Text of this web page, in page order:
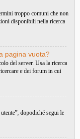
troppo comuni che non
disponibili nella ricerca
pagina vuota?
del server. Usa la ricerca
e dei forum in cui
dopodiché segui le